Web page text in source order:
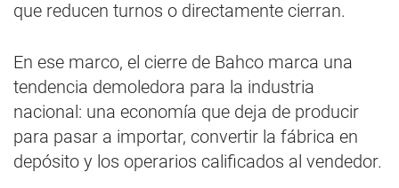
que reducen turnos o directamente cierran.
En ese marco, el cierre de Bahco marca una
tendencia demoledora para la industria
nacional: una economía que deja de producir
para pasar a importar, convertir la fábrica en
depósito y los operarios calificados al vendedor.